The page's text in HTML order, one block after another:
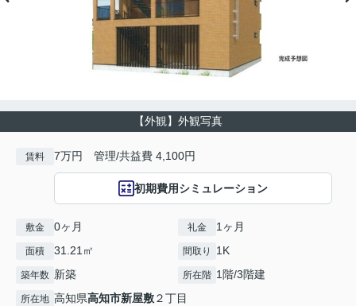
【外観】外観写真
賃料 7万円 管理/共益費 4,100円
初期費用シミュレーション
敷金 0ヶ月 礼金 1ヶ月
面積 31.21㎡ 間取り 1K
築年数 新築 所在階 1階/3階建
所在地 高知県高知市新屋敷２丁目